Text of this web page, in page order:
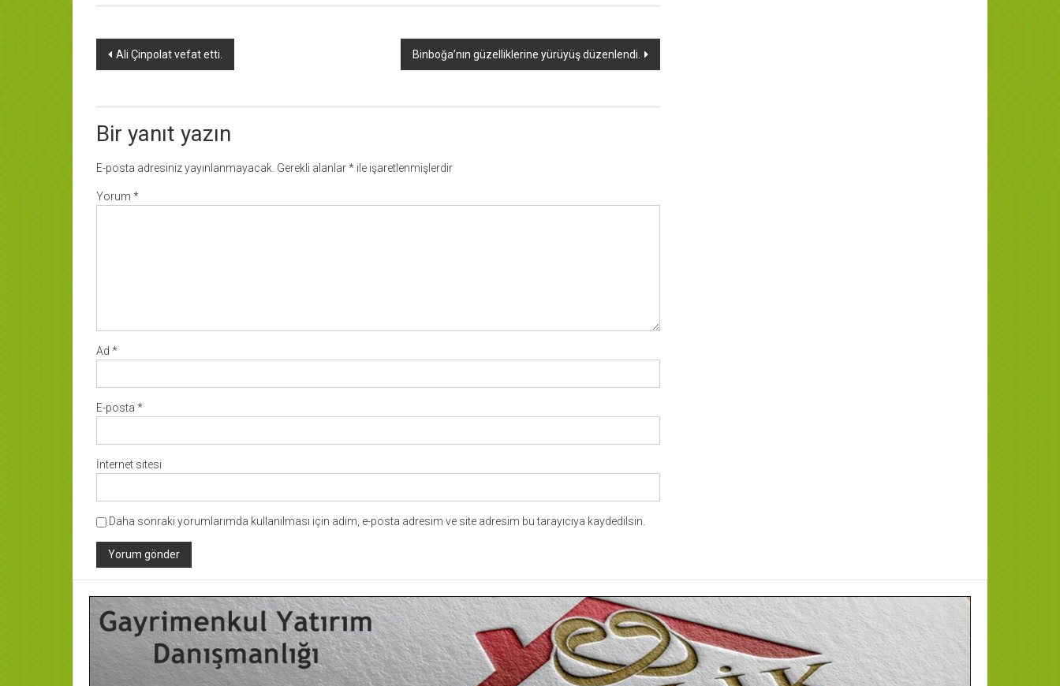
Yazı
Ali Çinpolat vefat etti. Binboğa’nın güzelliklerine yürüyüş düzenlendi.
Bir yanıt yazın
E-posta adresiniz yayınlanmayacak. Gerekli alanlar* ile işaretlenmişlerdir
Yorum *
Ad *
E-posta *
İnternet sitesi
Daha sonraki yorumlarımda kullanılması için adım, e-posta adresim ve site adresim bu tarayıcıya kaydedilsin.